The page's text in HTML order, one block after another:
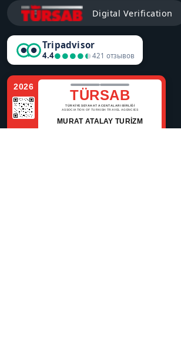
Digital Verification
Tripadvisor
4.4●●●●●
●●●●●421 отзывов
2026
TÜRSAB
TÜRKİYE SEYAHAT ACENTALARI BİRLİĞİ
ASSOCIATION OF TURKISH TRAVEL AGENCIES
MURAT ATALAY TURİZM